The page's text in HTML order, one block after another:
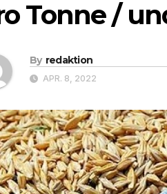
Tonne /
By redaktion
APR. 8, 2022